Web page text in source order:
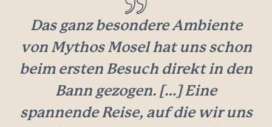
Das ganz besondere Ambiente
von Mythos Mosel hat uns schon
beim ersten Besuch direkt in den
Bann gezogen. […] Eine
spannende Reise, auf die wir uns